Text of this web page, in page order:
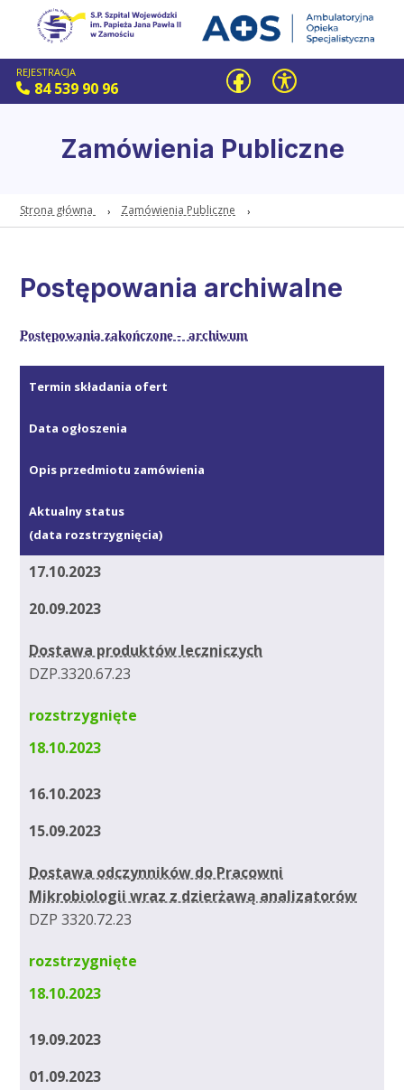
REJESTRACJA
84 539 90 96
Zamówienia Publiczne
Strona główna Zamówienia Publiczne
Postępowania archiwalne
Postępowania zakończone - archiwum
Termin składania ofert
Data ogłoszenia
Opis przedmiotu zamówienia
Aktualny status
(data rozstrzygnięcia)
17.10.2023
20.09.2023
Dostawa produktów leczniczych
DZP.3320.67.23
rozstrzygnięte
18.10.2023
16.10.2023
15.09.2023
Dostawa odczynników do Pracowni
Mikrobiologii wraz z dzierżawą analizatorów
DZP 3320.72.23
rozstrzygnięte
18.10.2023
19.09.2023
01.09.2023